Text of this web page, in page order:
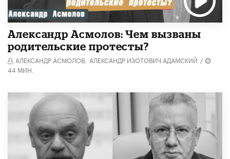
Александр Асмолов: Чем вызваны
родительские протесты?
АЛЕКСАНДР АСМОЛОВ, АЛЕКСАНДР ИЗОТОВИЧ АДАМСКИЙ /
44 МИН.